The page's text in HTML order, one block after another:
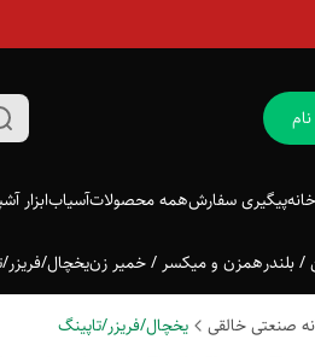
خانهپیگیری سفارشهمه محصولاتآسیابابزار
بلندرهمزن و میکسر / خمیر زنیخچال/
صنعتی خالقی یخچال/فریزر/تاپینگ